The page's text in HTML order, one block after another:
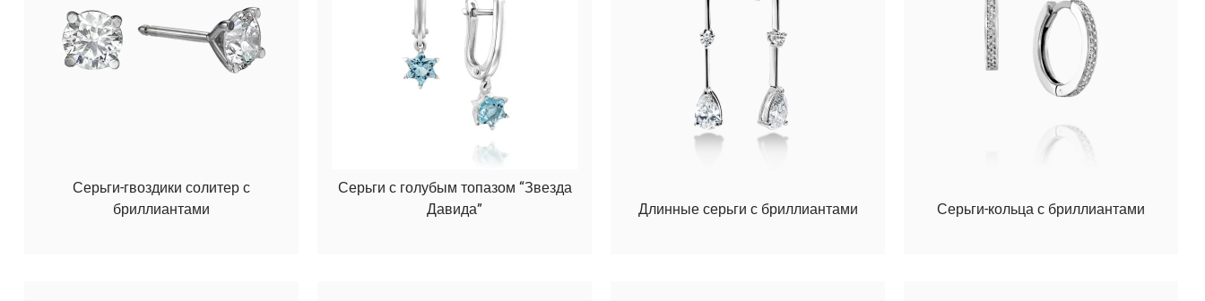
Серьги-гвоздики солитер с
бриллиантами
Серьги с голубым топазом “Звезда
Давида”
Длинные серьги с бриллиантами Серьги-кольца с бриллиантами